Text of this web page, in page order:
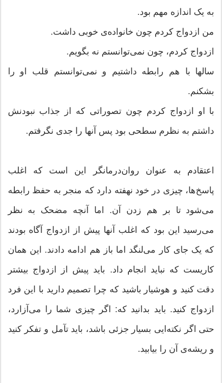
به یک اندازه مهم بود.
من ازدواج کردم چون خانواده‌ی خوبی داشت.
ازدواج کردم، چون نمی‌توانستم نه بگویم.
سالها با هم رابطه داشتیم و نمی‌توانستم قلب او را
بشکنم.
با او ازدواج کردم چون تصوراتی که از جذاب نبودنش
داشتم به نظرم سطحی بود پس آنها را جدی نگرفتم.
اعتقادم به عنوان روان‌درمانگر این است که اغلب
پاسخ‌ها، چیزی در خود نهفته دارد که منجر به حفظ رابطه
می‌شود تا بر هم زدن آن. اما آنچه مضحک به نظر
می‌رسید این بود که اغلب آنها پیش از ازدواج آگاه بودند
که یک جای کار می‌لنگد اما باز هم ادامه دادند. این همان
کاریست که نباید انجام داد. باید پیش از ازدواج بیشتر
دقت کنید و هوشیار باشید که چرا تصمیم دارید با این فرد
ازدواج کنید. باید بدانید که: اگر چیزی شما را می‌آزارد،
حتی اگر نکته‌ایی بسیار جزئی باشد، باید تآمل و تفکر کنید
و ریشه‌ی آن را بیابید.